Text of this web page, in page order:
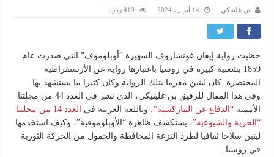
بن غلينيكي 14 أبريل، 2024 419 زيارة
حظيت رواية إيفان غونشاروف الشهيرة “أوبلوموف” التي صدرت عام
1859 بشعبية كبيرة في روسيا باعتبارها رواية عن الأرستقراطية
المحتضرة. كان لينين مغرما بتلك الرواية وكان كثيرا ما يستشهد بها.
وفي هذا المقال للرفيق بن غلينيكي، الذي نشر في العدد 44 من مجلتنا
الأممية “ الدفاع عن الماركسية”، وباللغة العربية في
العدد 14 من مجلتنا
“الحرية والشيوعية”، يستكشف ظاهرة “الأوبلوموفية”، وكيف استخدمها
لينين سلاحا ثقافيا لطرد النزعة المحافظة والخمول من الحركة الثورية
في روسيا.